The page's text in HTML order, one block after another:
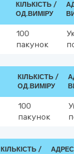
КІЛЬКІСТЬ /
ОД.ВИМІРУ
100
пакунок
КІЛЬКІСТЬ /
ОД.ВИМІРУ
100
пакунок
КІЛЬКІСТЬ /